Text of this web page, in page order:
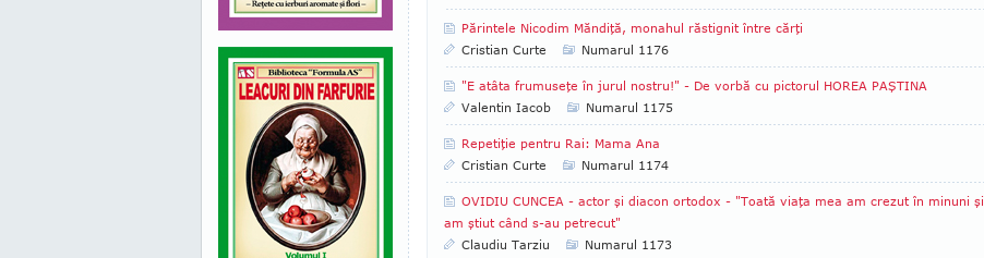
Părintele Nicodim Măndiţă, monahul răstignit între cărţi
Cristian Curte
Numarul 1176
"E atâta frumuseţe în jurul nostru!" - De vorbă cu pictorul HOREA PAŞTINA
Valentin Iacob
Numarul 1175
Repetiţie pentru Rai: Mama Ana
Cristian Curte
Numarul 1174
OVIDIU CUNCEA - actor şi diacon ortodox - "Toată viaţa mea am crezut în minuni şi
am ştiut când s-au petrecut"
Claudiu Tarziu
Numarul 1173